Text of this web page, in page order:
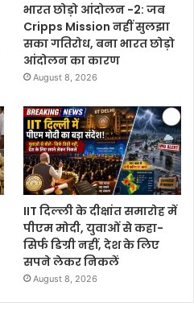
भारत छोड़ो आंदोलन -2: जब
Cripps Mission नहीं सुलझा
सका गतिरोध, बना भारत छोड़ो
आंदोलन का कारण
August 8, 2026
IIT दिल्ली के दीक्षांत समारोह में
पीएम मोदी, युवाओं से कहा-
सिर्फ डिग्री नहीं, देश के लिए
सपने लेकर निकलें
August 8, 2026